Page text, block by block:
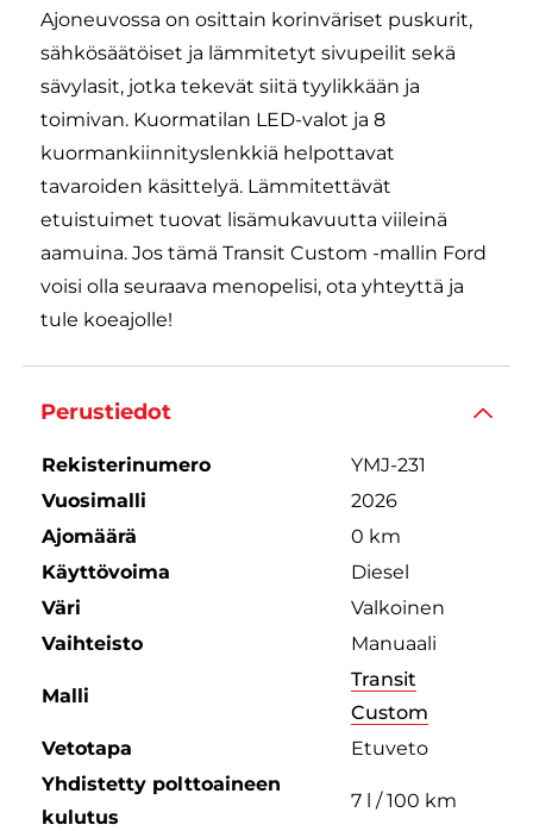
Ajoneuvossa on osittain korinväriset puskurit,
sähkösäätöiset ja lämmitetyt sivupeilit sekä
sävylasit, jotka tekevät siitä tyylikkään ja
toimivan. Kuormatilan LED-valot ja 8
kuormankiinnityslenkkiä helpottavat
tavaroiden käsittelyä. Lämmitettävät
etuistuimet tuovat lisämukavuutta viileinä
aamuina. Jos tämä Transit Custom -mallin Ford
voisi olla seuraava menopelisi, ota yhteyttä ja
tule koeajolle!
Perustiedot
Rekisterinumero
YMJ-231
Vuosimalli
2026
Ajomäärä
0 km
Käyttövoima
Diesel
Väri
Valkoinen
Vaihteisto
Manuaali
Malli
Transit
Custom
Vetotapa
Etuveto
Yhdistetty polttoaineen
kulutus
7 l / 100 km